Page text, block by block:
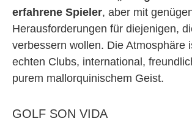
erfahrene Spieler, aber mit
Herausforderungen für diejenigen,
verbessern wollen. Die Atmosphäre
echten Clubs, international,
purem mallorquinischem Geist.
GOLF SON VIDA